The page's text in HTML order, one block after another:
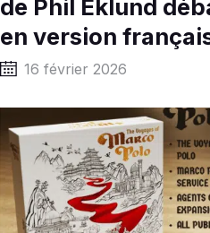
de Phil Eklund
en version
16 février 2026